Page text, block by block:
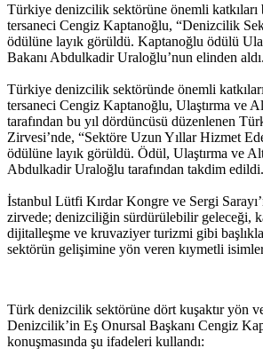
Türkiye denizcilik sektörüne önemli katkıları
tersaneci Cengiz Kaptanoğlu, “Denizcilik
ödülüne layık görüldü. Kaptanoğlu ödülü
Bakanı Abdulkadir Uraloğlu’nun elinden aldı.
Türkiye denizcilik sektöründe önemli
tersaneci Cengiz Kaptanoğlu, Ulaştırma ve
tarafından bu yıl dördüncüsü düzenlenen
Zirvesi’nde, “Sektöre Uzun Yıllar Hizmet
ödülüne layık görüldü. Ödül, Ulaştırma ve
Abdulkadir Uraloğlu tarafından takdim edildi.
İstanbul Lütfi Kırdar Kongre ve Sergi
zirvede; denizciliğin sürdürülebilir geleceği,
dijitalleşme ve kruvaziyer turizmi gibi
sektörün gelişimine yön veren kıymetli isimler
Türk denizcilik sektörüne dört kuşaktır yön
Denizcilik’in Eş Onursal Başkanı Cengiz
konuşmasında şu ifadeleri kullandı: